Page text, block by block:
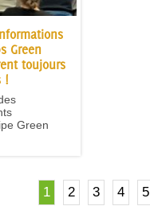
Green
toujours
!
Green
1 2 3 4 5